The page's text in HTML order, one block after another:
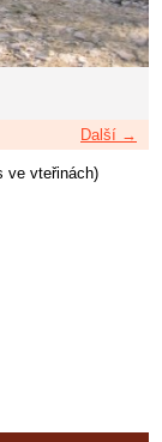
Další →
ve vteřinách)